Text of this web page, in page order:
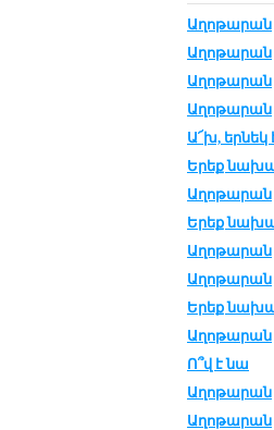
Աղոթարան
Աղոթարան
Աղոթարան
Աղոթարան
Ա՜խ, եր­նեկ
Երեք
Աղոթարան
Երեք
Աղոթարան
Աղոթարան
Երեք
Աղոթարան
Ո՞վ է նա
Աղոթարան
Աղոթարան